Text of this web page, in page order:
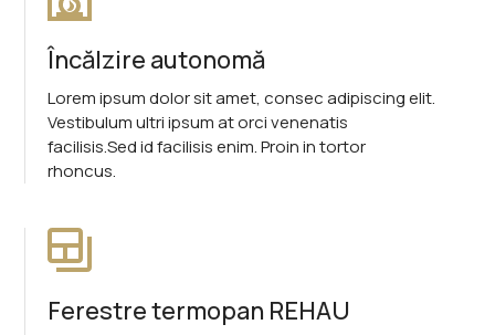
Încălzire autonomă
Lorem ipsum dolor sit amet, consec adipiscing elit.
Vestibulum ultri ipsum at orci venenatis
facilisis.Sed id facilisis enim. Proin in tortor
rhoncus.
Ferestre termopan REHAU